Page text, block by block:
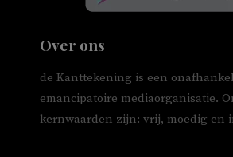
Over ons
de Kanttekening is een
emancipatoire mediaorganisatie.
kernwaarden zijn: vrij, moedig en